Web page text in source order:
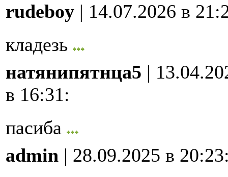
rudeboy | 14.07.2026 в
кладезь
натянипятнца5 |
в 16:31:
пасиба
admin | 28.09.2025 в 20:23